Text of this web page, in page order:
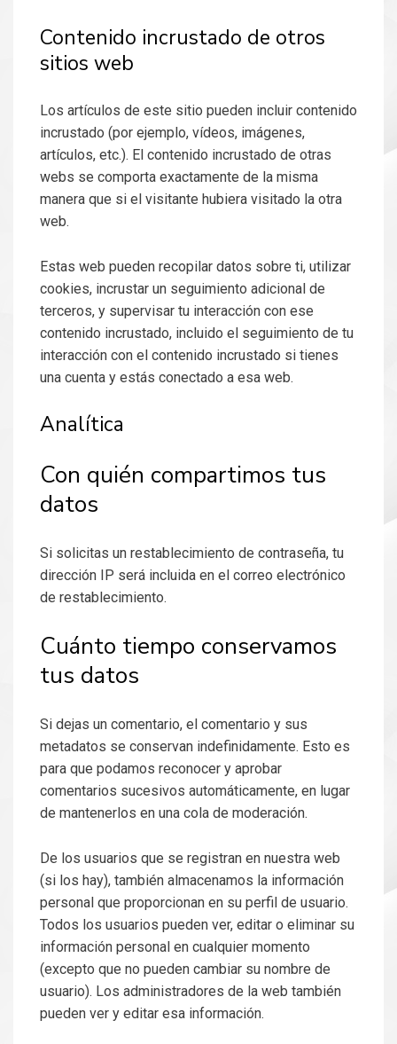
Contenido incrustado de otros
sitios web
Los artículos de este sitio pueden incluir contenido
incrustado (por ejemplo, vídeos, imágenes,
artículos, etc.). El contenido incrustado de otras
webs se comporta exactamente de la misma
manera que si el visitante hubiera visitado la otra
web.
Estas web pueden recopilar datos sobre ti, utilizar
cookies, incrustar un seguimiento adicional de
terceros, y supervisar tu interacción con ese
contenido incrustado, incluido el seguimiento de tu
interacción con el contenido incrustado si tienes
una cuenta y estás conectado a esa web.
Analítica
Con quién compartimos tus
datos
Si solicitas un restablecimiento de contraseña, tu
dirección IP será incluida en el correo electrónico
de restablecimiento.
Cuánto tiempo conservamos
tus datos
Si dejas un comentario, el comentario y sus
metadatos se conservan indefinidamente. Esto es
para que podamos reconocer y aprobar
comentarios sucesivos automáticamente, en lugar
de mantenerlos en una cola de moderación.
De los usuarios que se registran en nuestra web
(si los hay), también almacenamos la información
personal que proporcionan en su perfil de usuario.
Todos los usuarios pueden ver, editar o eliminar su
información personal en cualquier momento
(excepto que no pueden cambiar su nombre de
usuario). Los administradores de la web también
pueden ver y editar esa información.